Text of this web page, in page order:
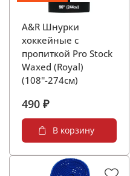
A&R Шнурки
хоккейные с
пропиткой Pro Stock
Waxed (Royal)
(108''-274см)
490 ₽
В корзину